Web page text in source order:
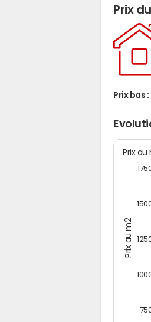
Prix
Prix bas :
Prix au m2